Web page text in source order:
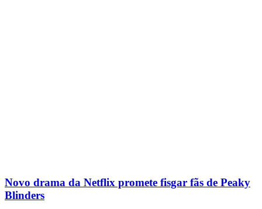
Novo drama da Netflix promete fisgar fãs de Peaky
Blinders